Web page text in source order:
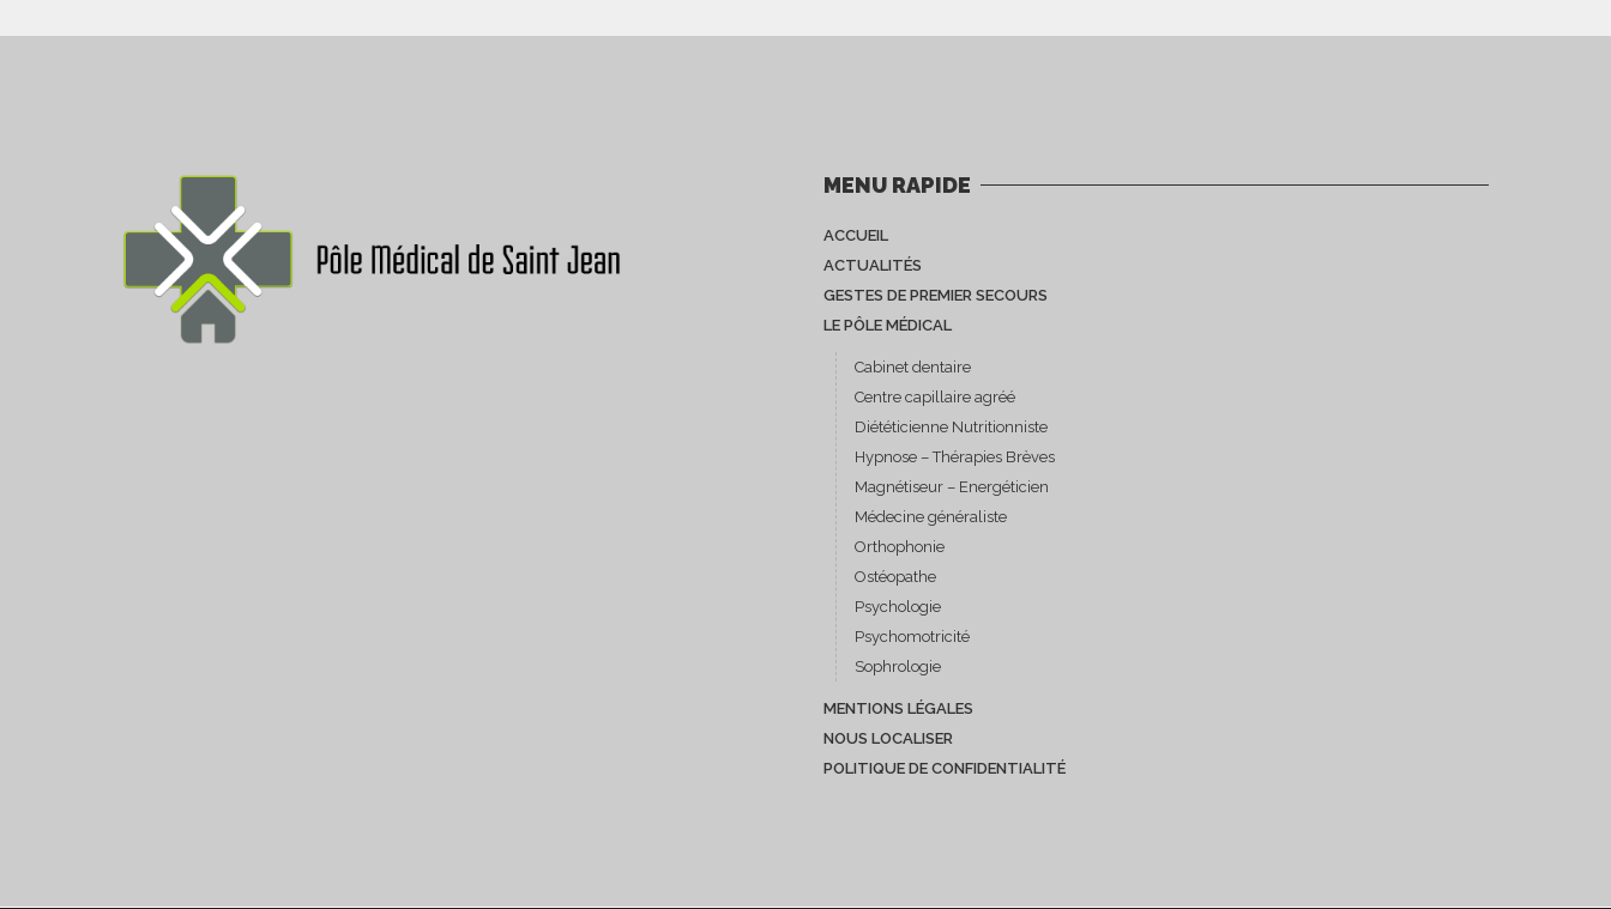
MENU RAPIDE
ACCUEIL
ACTUALITÉS
GESTES DE PREMIER SECOURS
LE PÔLE MÉDICAL
Cabinet dentaire
Centre capillaire agréé
Diététicienne Nutritionniste
Hypnose – Thérapies Brèves
Magnétiseur – Energéticien
Médecine généraliste
Orthophonie
Ostéopathe
Psychologie
Psychomotricité
Sophrologie
MENTIONS LÉGALES
NOUS LOCALISER
POLITIQUE DE CONFIDENTIALITÉ